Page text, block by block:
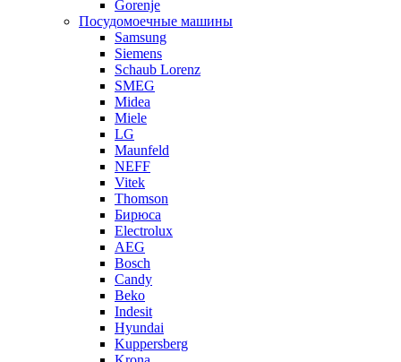
Gorenje
Посудомоечные машины
Samsung
Siemens
Schaub Lorenz
SMEG
Midea
Miele
LG
Maunfeld
NEFF
Vitek
Thomson
Бирюса
Electrolux
AEG
Bosch
Candy
Beko
Indesit
Hyundai
Kuppersberg